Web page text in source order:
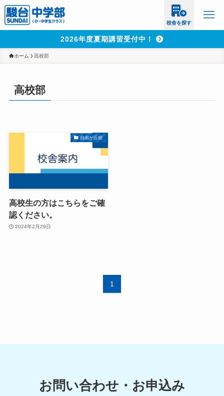
校舎を探す
2026年度夏期講習受付中！
ホーム 高校部
高校部
自由が丘校
高校生の方はこちらをご確
認ください。
2024年2月29日
1
お問い合わせ・お申込み